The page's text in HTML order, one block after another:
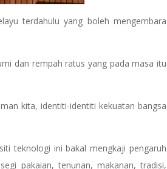
terdahulu yang boleh mengembara
dan rempah ratus yang pada masa itu
kita, identiti-identiti kekuatan bangsa
teknologi ini bakal mengkaji pengaruh
pakaian, tenunan, makanan, tradisi,